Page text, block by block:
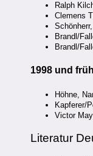
Ralph
Clemens
Brandl/
Brandl/
1998 und
Höhne,
Kapferer/
Victor
Literatur